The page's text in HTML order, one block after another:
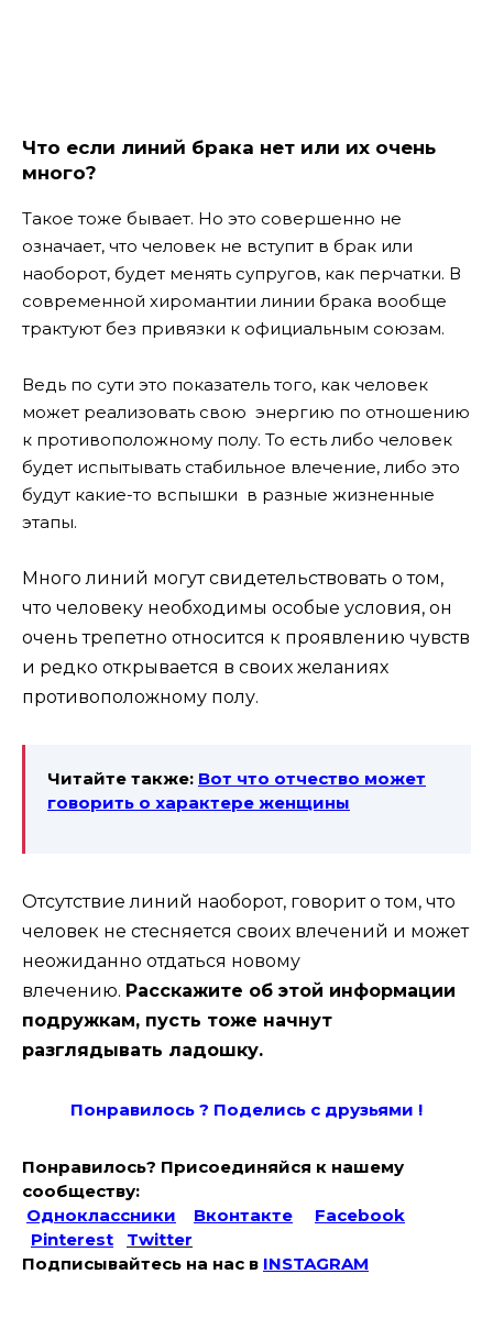
Что если линий брака нет или их очень
много?
Такое тоже бывает. Но это совершенно не
означает, что человек не вступит в брак или
наоборот, будет менять супругов, как перчатки. В
современной хиромантии линии брака вообще
трактуют без привязки к официальным союзам.
Ведь по сути это показатель того, как человек
может реализовать свою энергию по отношению
к противоположному полу. То есть либо человек
будет испытывать стабильное влечение, либо это
будут какие-то вспышки в разные жизненные
этапы.
Много линий могут свидетельствовать о том,
что человеку необходимы особые условия, он
очень трепетно относится к проявлению чувств
и редко открывается в своих желаниях
противоположному полу.
Читайте также: Вот что отчество может
говорить о характере женщины
Отсутствие линий наоборот, говорит о том, что
человек не стесняется своих влечений и может
неожиданно отдаться новому
влечению. Расскажите об этой информации
подружкам, пусть тоже начнут
разглядывать ладошку.
Понравилось ? Поделись с друзьями !
Понравилось? Присоединяйся к нашему
сообществу:
Одноклассники
Вконтакте
Facebook
Pinterest
Twitter
Подписывайтесь на наc в INSTAGRAM